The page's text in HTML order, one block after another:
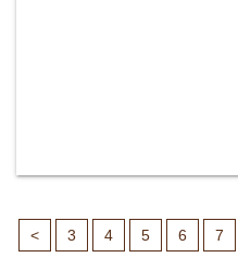
< 3 4 5 6 7